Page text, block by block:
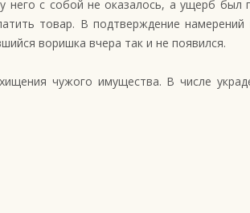
него с собой не оказалось, а ущерб
товар. В подтверждение
воришка вчера так и не появился.
чужого имущества. В числе